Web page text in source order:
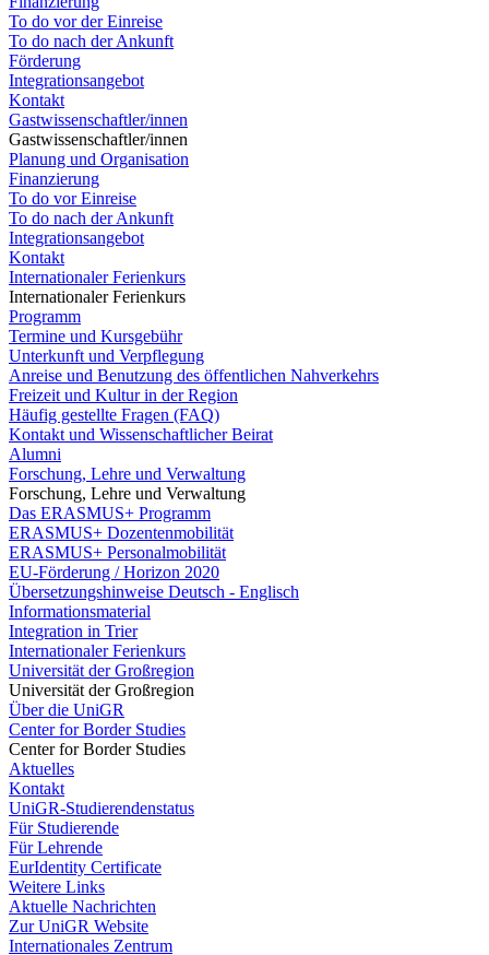
To do vor der Einreise
To do nach der Ankunft
Förderung
Integrationsangebot
Kontakt
Gastwissenschaftler/innen
Gastwissenschaftler/innen
Planung und Organisation
Finanzierung
To do vor Einreise
To do nach der Ankunft
Integrationsangebot
Kontakt
Internationaler Ferienkurs
Internationaler Ferienkurs
Programm
Termine und Kursgebühr
Unterkunft und Verpflegung
Anreise und Benutzung des öffentlichen Nahverkehrs
Freizeit und Kultur in der Region
Häufig gestellte Fragen (FAQ)
Kontakt und Wissenschaftlicher Beirat
Alumni
Forschung, Lehre und Verwaltung
Forschung, Lehre und Verwaltung
Das ERASMUS+ Programm
ERASMUS+ Dozentenmobilität
ERASMUS+ Personalmobilität
EU-Förderung / Horizon 2020
Übersetzungshinweise Deutsch - Englisch
Informationsmaterial
Integration in Trier
Internationaler Ferienkurs
Universität der Großregion
Universität der Großregion
Über die UniGR
Center for Border Studies
Center for Border Studies
Aktuelles
Kontakt
UniGR-Studierendenstatus
Für Studierende
Für Lehrende
EurIdentity Certificate
Weitere Links
Aktuelle Nachrichten
Zur UniGR Website
Internationales Zentrum